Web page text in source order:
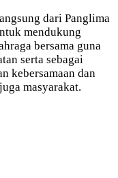
dari Panglima
mendukung
bersama guna
serta sebagai
kebersamaan dan
masyarakat.